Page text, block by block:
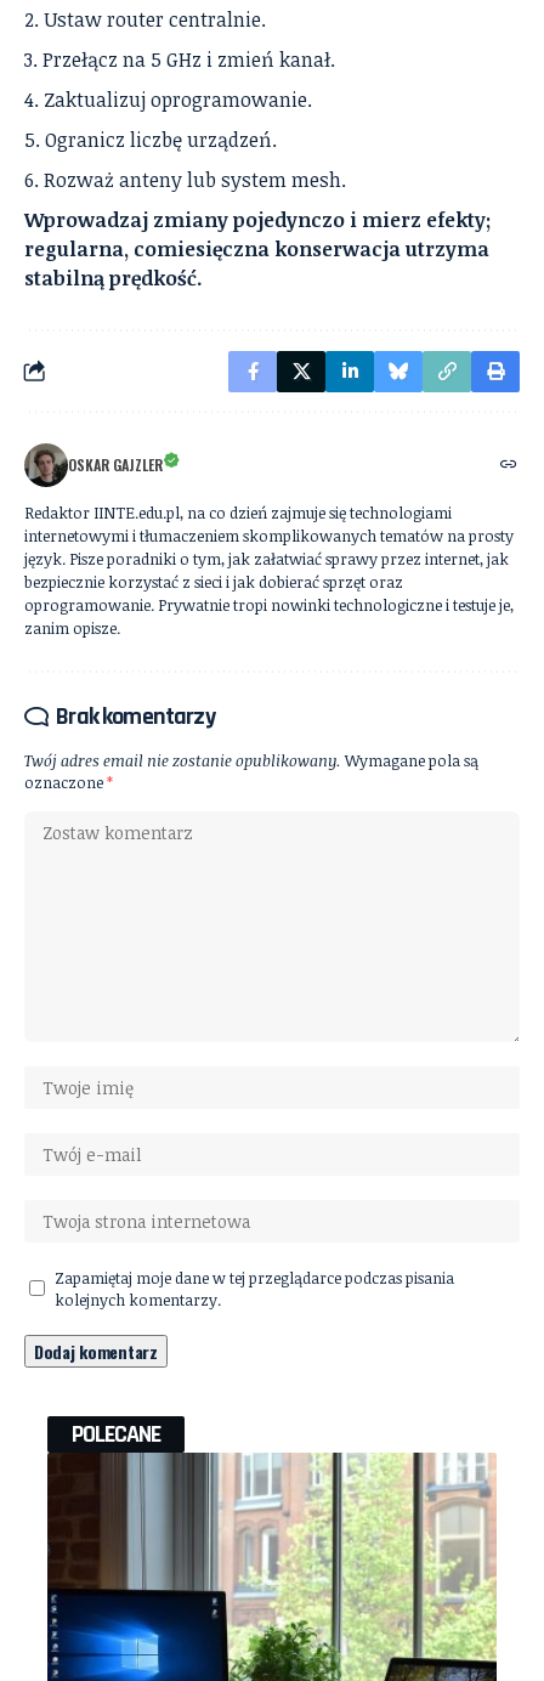
Ustaw router centralnie.
Przełącz na 5 GHz i zmień kanał.
Zaktualizuj oprogramowanie.
Ogranicz liczbę urządzeń.
Rozważ anteny lub system mesh.
Wprowadzaj zmiany pojedynczo i mierz efekty;
regularna, comiesięczna konserwacja utrzyma
stabilną prędkość.
OSKAR GAJZLER
Redaktor IINTE.edu.pl, na co dzień zajmuje się technologiami
internetowymi i tłumaczeniem skomplikowanych tematów na prosty
język. Pisze poradniki o tym, jak załatwiać sprawy przez internet, jak
bezpiecznie korzystać z sieci i jak dobierać sprzęt oraz
oprogramowanie. Prywatnie tropi nowinki technologiczne i testuje je,
zanim opisze.
Brak komentarzy
Twój adres email nie zostanie opublikowany. Wymagane pola są
oznaczone*
Zapamiętaj moje dane w tej przeglądarce podczas pisania
kolejnych komentarzy.
POLECANE